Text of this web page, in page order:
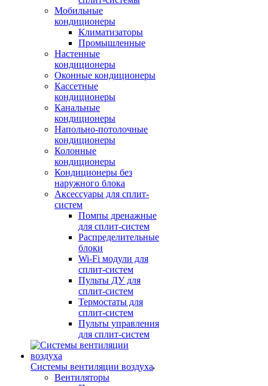
Мобильные
кондиционеры
Климатизаторы
Промышленные
Настенные
кондиционеры
Оконные кондиционеры
Кассетные
кондиционеры
Канальные
кондиционеры
Напольно-потолочные
кондиционеры
Колонные
кондиционеры
Кондиционеры без
наружного блока
Аксессуары для сплит-
систем
Помпы дренажные
для сплит-систем
Распределительные
блоки
Wi-Fi модули для
сплит-систем
Пульты ДУ для
сплит-систем
Термостаты для
сплит-систем
Пульты управления
для сплит-систем
Системы вентиляции воздуха
Вентиляторы